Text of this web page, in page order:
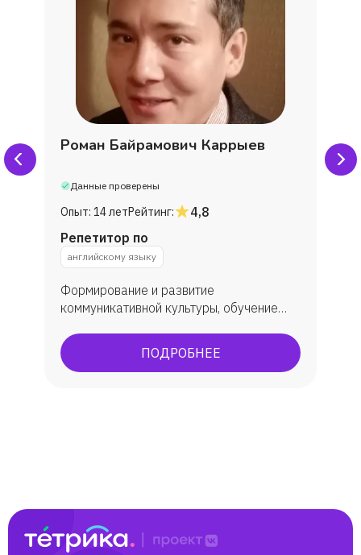
Роман Байрамович Каррыев
Данные проверены
Опыт: 14 летРейтинг:
4,8
Репетитор по
английскому языку
Формирование и развитие
коммуникативной культуры, обучение
языком, углубленное изучение. В
результате обучения у учеников
ПОДРОБНЕЕ